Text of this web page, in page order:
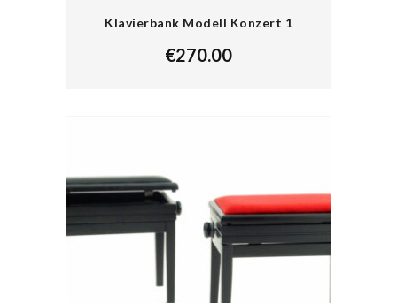
Klavierbank Modell Konzert 1
€270.00